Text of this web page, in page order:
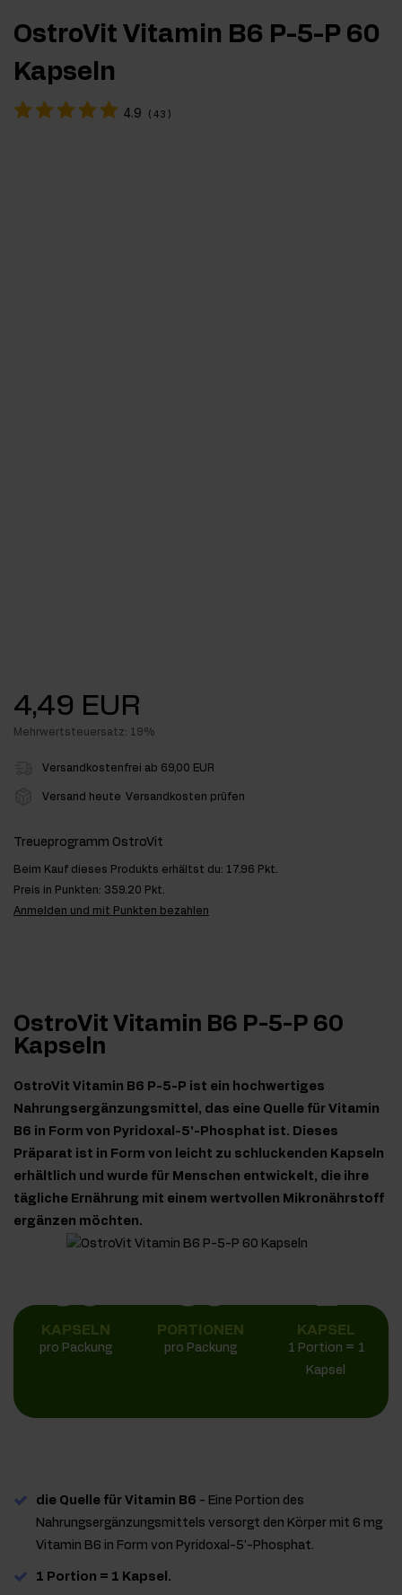
OstroVit Vitamin B6 P-5-P 60
Kapseln
4.9 ( 43 )
4,49 EUR
Mehrwertsteuersatz: 19%
Versandkostenfrei ab 69,00 EUR
Versand heute Versandkosten prüfen
Treueprogramm OstroVit
Beim Kauf dieses Produkts erhältst du: 17.96 Pkt.
Preis in Punkten: 359.20 Pkt.
Anmelden und mit Punkten bezahlen
OstroVit Vitamin B6 P-5-P 60
Kapseln
OstroVit Vitamin B6 P-5-P ist ein hochwertiges
Nahrungsergänzungsmittel, das eine Quelle für Vitamin
B6 in Form von Pyridoxal-5'-Phosphat ist. Dieses
Präparat ist in Form von leicht zu schluckenden Kapseln
erhältlich und wurde für Menschen entwickelt, die ihre
tägliche Ernährung mit einem wertvollen Mikronährstoff
ergänzen möchten.
60
KAPSELN
pro Packung
60
PORTIONEN
pro Packung
1
KAPSEL
1 Portion = 1
Kapsel
die Quelle für Vitamin B6 - Eine Portion des
Nahrungsergänzungsmittels versorgt den Körper mit 6 mg
Vitamin B6 in Form von Pyridoxal-5'-Phosphat.
1 Portion = 1 Kapsel.